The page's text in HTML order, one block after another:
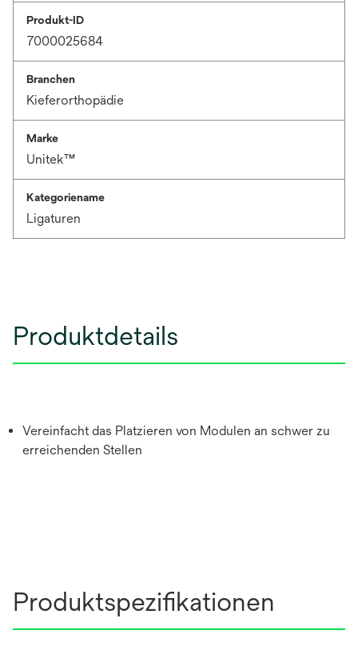
Produkt-ID
7000025684
Branchen
Kieferorthopädie
Marke
Unitek™
Kategoriename
Ligaturen
Produktdetails
Vereinfacht das Platzieren von Modulen an schwer zu
erreichenden Stellen
Produktspezifikationen